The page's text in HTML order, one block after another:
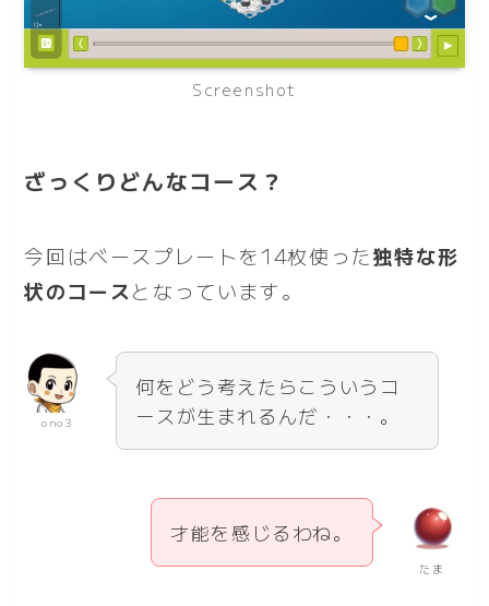
Screenshot
ざっくりどんなコース？
今回はベースプレートを14枚使った独特な形
状のコースとなっています。
ono3
何をどう考えたらこういうコ
ースが生まれるんだ・・・。
たま
才能を感じるわね。